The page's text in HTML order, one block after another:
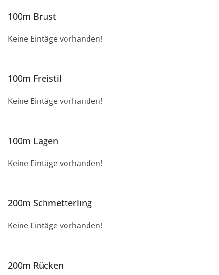
100m Brust
Keine Eintäge vorhanden!
100m Freistil
Keine Eintäge vorhanden!
100m Lagen
Keine Eintäge vorhanden!
200m Schmetterling
Keine Eintäge vorhanden!
200m Rücken